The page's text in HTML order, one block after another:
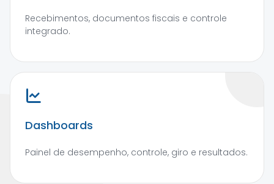
Recebimentos, documentos fiscais e controle
integrado.
Dashboards
Painel de desempenho, controle, giro e resultados.